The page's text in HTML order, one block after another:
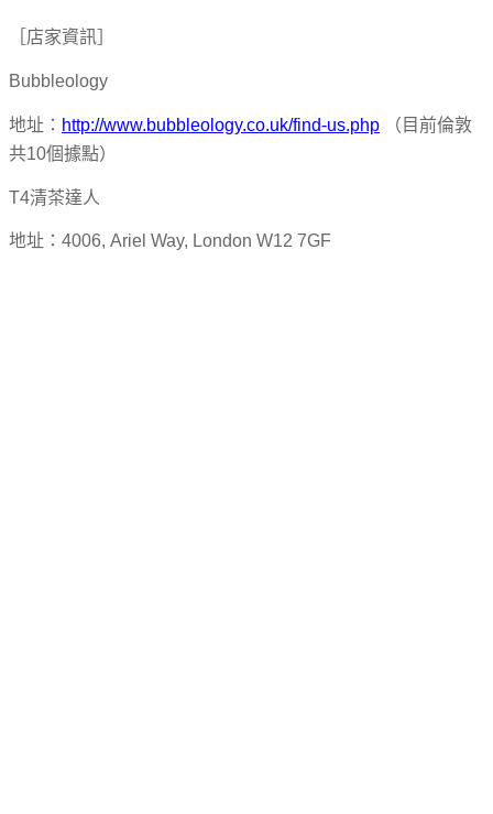
［店家資訊］
Bubbleology
地址： http://www.bubbleology.co.uk/find-us.php （目前倫敦
共10個據點）
T4清茶達人
地址：4006, Ariel Way, London W12 7GF